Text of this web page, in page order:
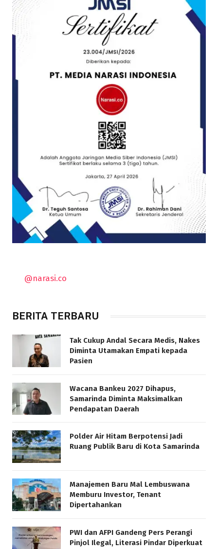
@narasi.co
BERITA TERBARU
Tak Cukup Andal Secara Medis, Nakes
Diminta Utamakan Empati kepada
Pasien
Wacana Bankeu 2027 Dihapus,
Samarinda Diminta Maksimalkan
Pendapatan Daerah
Polder Air Hitam Berpotensi Jadi
Ruang Publik Baru di Kota Samarinda
Manajemen Baru Mal Lembuswana
Memburu Investor, Tenant
Dipertahankan
PWI dan AFPI Gandeng Pers Perangi
Pinjol Ilegal, Literasi Pindar Diperkuat